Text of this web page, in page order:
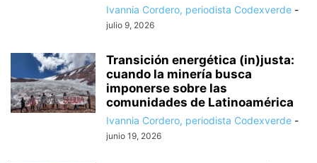
Ivannia Cordero, periodista Codexverde -
julio 9, 2026
Transición energética (in)justa:
cuando la minería busca
imponerse sobre las
comunidades de Latinoamérica
Ivannia Cordero, periodista Codexverde -
junio 19, 2026